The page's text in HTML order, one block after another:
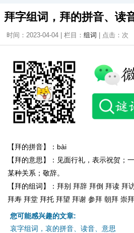
拜字组词，拜的拼音、读
时间：2023-04-04 | 栏目： 组词 | 点击： 次
【拜的拼音】：bài
【拜的意思】：见面行礼，表示祝贺；
某种关系；敬辞。
【拜的组词】：拜别 拜辞 拜倒 拜读 拜
拜寿 拜堂 拜托 拜望 拜谢 参拜 朝拜 崇
您可能感兴趣的文章:
哀字组词，哀的拼音、读音、意思